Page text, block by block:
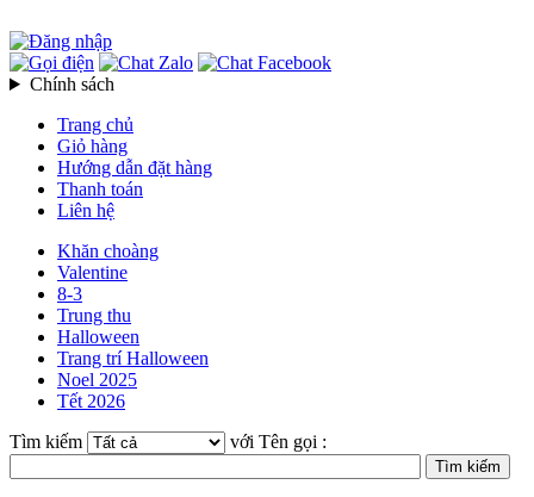
Chính sách
Trang chủ
Giỏ hàng
Hướng dẫn đặt hàng
Thanh toán
Liên hệ
Khăn choàng
Valentine
8-3
Trung thu
Halloween
Trang trí Halloween
Noel 2025
Tết 2026
Tìm kiếm
với Tên gọi :